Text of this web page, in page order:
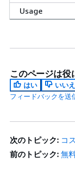
Usage
このページは役
はい
いいえ
フィードバックを送
次のトピック: コ
前のトピック: 無